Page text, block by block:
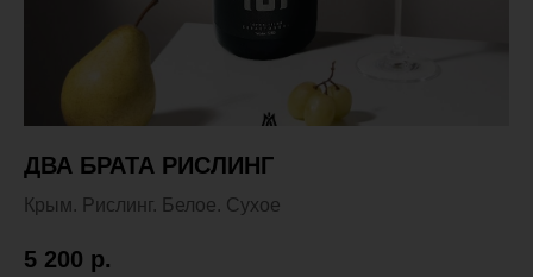
ДВА БРАТА РИСЛИНГ
Крым. Рислинг. Белое. Сухое
5 200 р.